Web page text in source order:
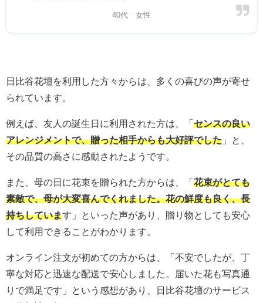
40代 女性
日比谷花壇を利用した方々からは、多くの喜びの声が寄せ
られています。
例えば、友人の誕生日に利用された方は、「センスの良い
アレンジメントで、贈った相手からも大好評でした 」と、
その品質の高さに感動されたようです。
また、母の日に花束を贈られた方からは、「花束がとても
素敵で、母が大変喜んでくれました。花の鮮度も良く、長
持ちしています」といった声があり、贈り物としても安心
して利用できることがわかります。
オンライン注文が初めての方からは、「不安でしたが、丁
寧な対応と迅速な配送で安心しました。届いた花も写真通
りで満足です」という感想があり、日比谷花壇のサービス